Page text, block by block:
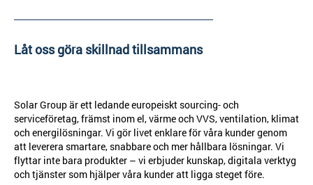
Låt oss göra skillnad tillsammans
Solar Group är ett ledande europeiskt sourcing- och
serviceföretag, främst inom el, värme och VVS, ventilation, klimat
och energilösningar. Vi gör livet enklare för våra kunder genom
att leverera smartare, snabbare och mer hållbara lösningar. Vi
flyttar inte bara produkter – vi erbjuder kunskap, digitala verktyg
och tjänster som hjälper våra kunder att ligga steget före.